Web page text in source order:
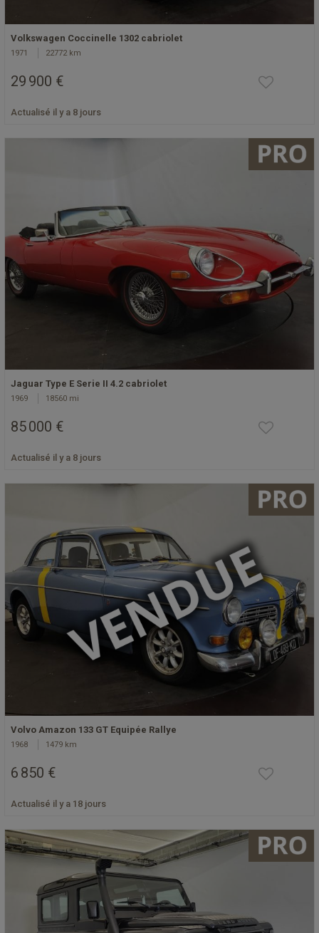
Volkswagen Coccinelle 1302 cabriolet
1971 22772 km
29 900 €
Actualisé il y a 8 jours
Jaguar Type E Serie II 4.2 cabriolet
1969 18560 mi
85 000 €
Actualisé il y a 8 jours
Volvo Amazon 133 GT Equipée Rallye
1968 1479 km
6 850 €
Actualisé il y a 18 jours